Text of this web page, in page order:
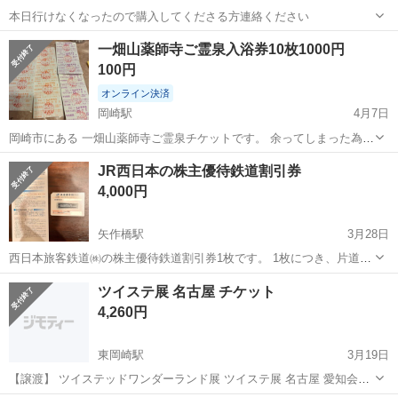
本日行けなくなったので購入してくださる方連絡ください
愛知 岡崎市 西岡崎駅 映画 映画祭
一畑山薬師寺ご霊泉入浴券10枚1000円
100円
オンライン決済
岡崎駅
4月7日
岡崎市にある 一畑山薬師寺ご霊泉チケットです。 余ってしまった為、
お安くお譲りします。 お風呂好きな方や、よく行かれる方いかがでし
ょうか？ 岡崎市内で、手渡し可能です。 日時は、できるだけ合わせま
す。 お気軽にお問い合わせく...
愛知 岡崎市 岡崎駅 その他 一畑山薬師寺
JR西日本の株主優待鉄道割引券
4,000円
矢作橋駅
3月28日
西日本旅客鉄道㈱の株主優待鉄道割引券1枚です。 1枚につき、片道運
賃及び料金のいずれか又は双方が5割引となります。 有効期間は、
2026年6月30日までです。
愛知 矢作橋駅 新幹線/鉄道切符
ツイステ展 名古屋 チケット
4,260円
東岡崎駅
3月19日
【譲渡】 ツイステッドワンダーランド展 ツイステ展 名古屋 愛知会場